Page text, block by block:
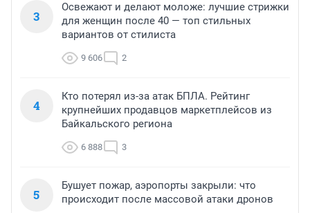
3
Освежают и делают моложе: лучшие стрижки
для женщин после 40 — топ стильных
вариантов от стилиста
9 606 2
4
Кто потерял из-за атак БПЛА. Рейтинг
крупнейших продавцов маркетплейсов из
Байкальского региона
6 888 3
5
Бушует пожар, аэропорты закрыли: что
происходит после массовой атаки дронов